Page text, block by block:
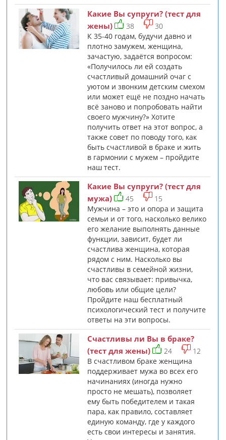
Какие Вы супруги? (тест для
жены)
38
30
К 35-40 годам, будучи давно и
плотно замужем, женщина,
зачастую, задаётся вопросом:
«Получилось ли ей создать
счастливый домашний очаг с
уютом и звонким детским смехом
или может ещё не поздно начать
всё заново и попробовать найти
своего мужчину?» Хотите
получить ответ на этот вопрос, а
также совет по поводу того, как
быть счастливой в браке и жить
в гармонии с мужем – пройдите
наш тест.
Какие Вы супруги? (тест для
мужа)
45
15
Мужчина – это и опора и защита
семьи и от того, насколько велико
его желание выполнять данные
функции, зависит, будет ли
счастлива женщина, которая
рядом с ним. Насколько вы
счастливы в семейной жизни,
что вас связывает: привычка,
любовь или общие цели?
Пройдите наш бесплатный
психологический тест и получите
ответы на эти вопросы.
Счастливы ли Вы в браке?
(тест для жены)
24
12
В счастливом браке женщина
поддерживает мужа во всех его
начинаниях (иногда нужно
просто не мешать), позволяет
ему быть победителем и такая
пара, как правило, составляет
единую команду, где у каждого
есть свои интересы и занятия.